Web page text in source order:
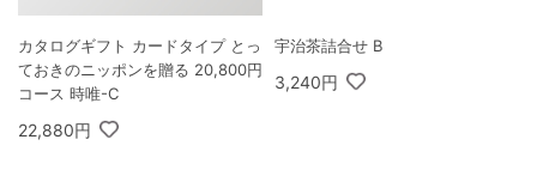
カタログギフト カードタイプ とっ
ておきのニッポンを贈る 20,800円
コース 時唯-C
22,880円
宇治茶詰合せ B
3,240円